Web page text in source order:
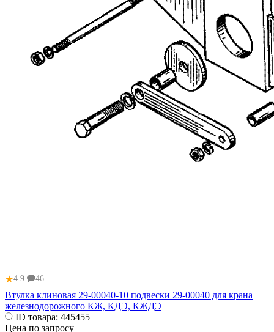
★4.9 46
Втулка клиновая 29-00040-10 подвески 29-00040 для крана
железнодорожного КЖ, КДЭ, КЖДЭ
ID товара: 445455
Цена по запросу